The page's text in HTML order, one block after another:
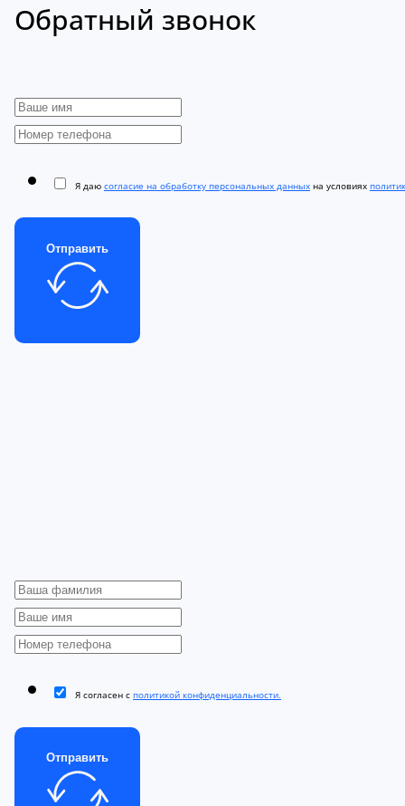
Обратный звонок
Я даю согласие на обработку персональных данных на условиях
Отправить
Я согласен с политикой конфиденциальности.
Отправить